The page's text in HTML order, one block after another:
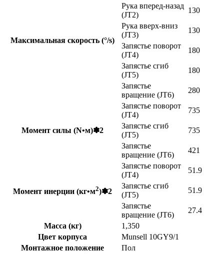
Максимальная скорость (°/s)
Рука вперед-назад
(JT2)
130
Рука вверх-вниз
(JT3)
130
Запястье поворот
(JT4)
180
Запястье сгиб
(JT5)
180
Запястье
вращение (JT6)
280
Момент силы (N•м)✽2
Запястье поворот
(JT4)
735
Запястье сгиб
(JT5)
735
Запястье
вращение (JT6)
421
Момент инерции (кг•м2)✽2
Запястье поворот
(JT4)
51.9
Запястье сгиб
(JT5)
51.9
Запястье
вращение (JT6)
27.4
Масса (кг)
1,350
Цвет корпуса
Munsell 10GY9/1
Монтажное положение
Пол